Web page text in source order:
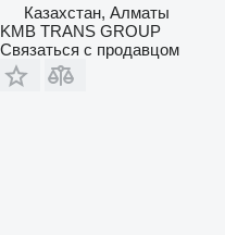
Казахстан, Алматы
KMB TRANS GROUP
Связаться с продавцом